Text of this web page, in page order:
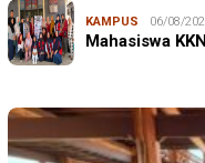
KAMPUS 06/08/
Mahasiswa